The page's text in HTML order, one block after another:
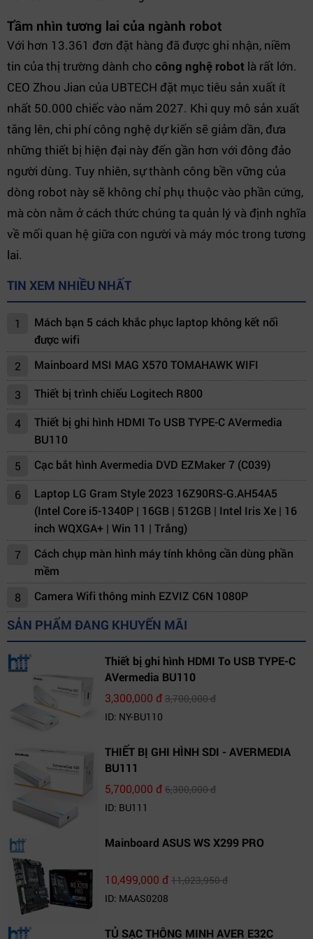
Tầm nhìn tương lai của ngành robot
Với hơn 13.361 đơn đặt hàng đã được ghi nhận, niềm
tin của thị trường dành cho công nghệ robot là rất lớn.
CEO Zhou Jian của UBTECH đặt mục tiêu sản xuất ít
nhất 50.000 chiếc vào năm 2027. Khi quy mô sản xuất
tăng lên, chi phí công nghệ dự kiến sẽ giảm dần, đưa
những thiết bị hiện đại này đến gần hơn với đông đảo
người dùng. Tuy nhiên, sự thành công bền vững của
dòng robot này sẽ không chỉ phụ thuộc vào phần cứng,
mà còn nằm ở cách thức chúng ta quản lý và định nghĩa
về mối quan hệ giữa con người và máy móc trong tương
lai.
TIN XEM NHIỀU NHẤT
1
Mách bạn 5 cách khắc phục laptop không kết nối
được wifi
2
Mainboard MSI MAG X570 TOMAHAWK WIFI
3 Thiết bị trình chiếu Logitech R800
4
Thiết bị ghi hình HDMI To USB TYPE-C AVermedia
BU110
5
Cạc bắt hình Avermedia DVD EZMaker 7 (C039)
6
Laptop LG Gram Style 2023 16Z90RS-G.AH54A5
(Intel Core i5-1340P | 16GB | 512GB | Intel Iris Xe | 16
inch WQXGA+ | Win 11 | Trắng)
7
Cách chụp màn hình máy tính không cần dùng phần
mềm
8
Camera Wifi thông minh EZVIZ C6N 1080P
SẢN PHẨM ĐANG KHUYẾN MÃI
Thiết bị ghi hình HDMI To USB TYPE-C
AVermedia BU110
3,300,000 đ3,700,000 đ
ID: NY-BU110
THIẾT BỊ GHI HÌNH SDI - AVERMEDIA
BU111
5,700,000 đ6,300,000 đ
ID: BU111
Mainboard ASUS WS X299 PRO
10,499,000 đ11,023,950 đ
ID: MAAS0208
TỦ SẠC THÔNG MINH AVER E32C